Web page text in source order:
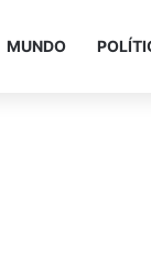
MUNDO